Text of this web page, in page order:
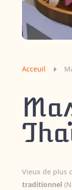
Acceuil E
Vieux de plus
traditionnel